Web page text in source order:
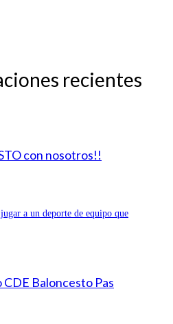
recientes
con nosotros!!
a un deporte de equipo que
Baloncesto Pas